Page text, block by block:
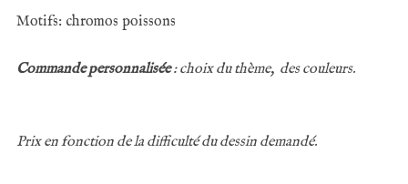
Motifs: chromos poissons
Commande personnalisée: choix du thème, des couleurs.
Prix en fonction de la difficulté du dessin demandé.